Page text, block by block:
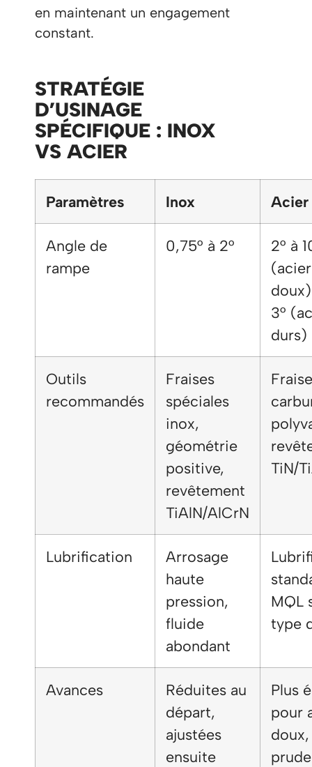
en maintenant un engagement
constant.
STRATÉGIE
D’USINAGE
SPÉCIFIQUE : INOX
VS ACIER
Paramètres Inox Acier
Angle de
rampe
0,75° à 2°
2° à
doux)
3°
durs)
Outils
recommandés
Fraises
spéciales
inox,
géométrie
positive,
revêtement
TiAlN/AlCrN
TiN/
Lubrification
Arrosage
haute
pression,
fluide
abondant
MQL
type
Avances
Réduites au
départ,
ajustées
ensuite
Plus
pour
doux,